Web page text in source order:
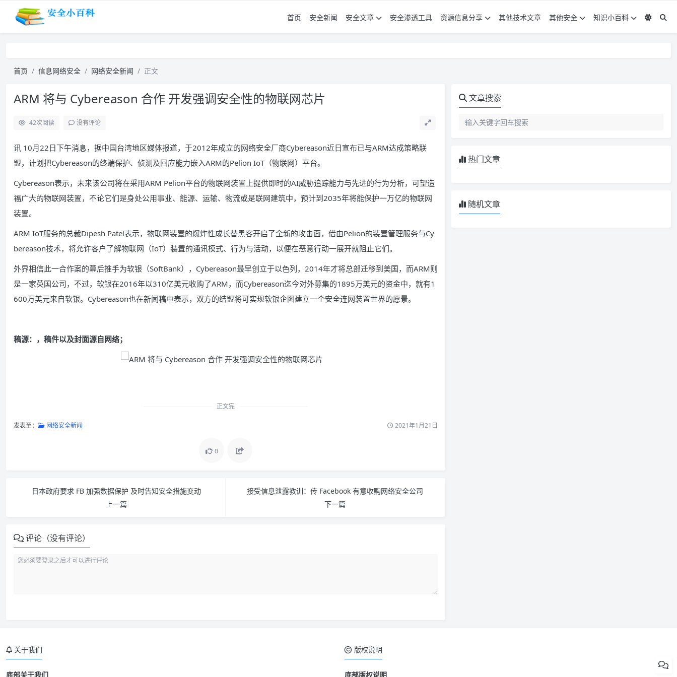
首页 安全新闻 安全文章 安全渗透工具 资源信息分享 其他技术文章 其他安全 知识小百科
首页 信息网络安全 网络安全新闻 正文
ARM 将与 Cybereason 合作 开发强调安全性的物联网芯片
42次阅读 没有评论
讯 10月22日下午消息，据中国台湾地区媒体报道，于2012年成立的网络安全厂商Cybereason近日宣布已与ARM达成策略联
盟，计划把Cybereason的终端保护、侦测及回应能力嵌入ARM的Pelion IoT（物联网）平台。
Cybereason表示，未来该公司将在采用ARM Pelion平台的物联网装置上提供即时的AI威胁追踪能力与先进的行为分析，可望造
福广大的物联网装置，不论它们是身处公用事业、能源、运输、物流或是联网建筑中，预计到2035年将能保护一万亿的物联网
装置。
ARM IoT服务的总裁Dipesh Patel表示，物联网装置的爆炸性成长替黑客开启了全新的攻击面，借由Pelion的装置管理服务与Cy
bereason技术，将允许客户了解物联网（IoT）装置的通讯模式、行为与活动，以便在恶意行动一展开就阻止它们。
外界相信此一合作案的幕后推手为软银（SoftBank），Cybereason最早创立于以色列，2014年才将总部迁移到美国，而ARM则
是一家英国公司，不过，软银在2016年以310亿美元收购了ARM，而Cybereason迄今对外募集的1895万美元的资金中，就有1
600万美元来自软银。Cybereason也在新闻稿中表示，双方的结盟将可实现软银企图建立一个安全连网装置世界的愿景。
稿源： ，稿件以及封面源自网络；
正文完
发表至： 网络安全新闻 2021年1月21日
0
日本政府要求 FB 加强数据保护 及时告知安全措施变动
上一篇
接受信息泄露教训：传 Facebook 有意收购网络安全公司
下一篇
评论（没有评论）
文章搜索
热门文章
随机文章
关于我们
底部关于我们
版权说明
底部版权说明